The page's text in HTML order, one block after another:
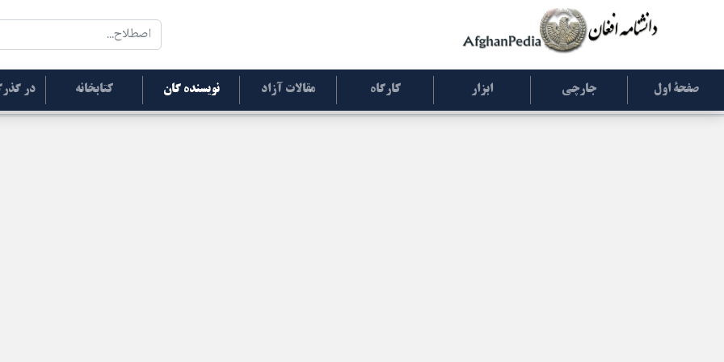
صفحۀ اول جارچی ابزار کارگاه مقالات آزاد نویسنده گان کتابخانه در